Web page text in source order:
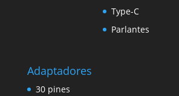
Type-C
Parlantes
Adaptadores
30 pines